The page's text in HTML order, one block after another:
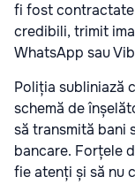
fi fost contractate
credibili, trimit
WhatsApp sau
Poliția subliniază
schemă de
să transmită bani
bancare. Forțele
fie atenți și să nu